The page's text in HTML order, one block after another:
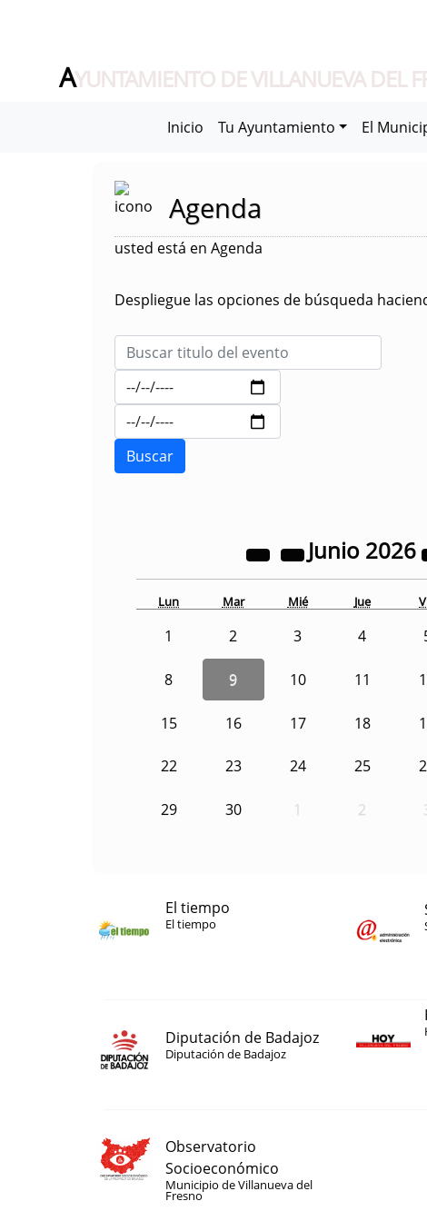
AYUNTAMIENTO DE VILLANUEVA DEL
Inicio Tu Ayuntamiento El
Agenda
usted está en Agenda
Despliegue las opciones de búsqueda
Junio 2026
Lun Mar Mié Jue
1 2 3 4
8 9 10 11
15 16 17 18
22 23 24 25
29 30 1 2
El tiempo
El tiempo
Diputación de Badajoz
Diputación de Badajoz
Observatorio
Socioeconómico
Municipio de Villanueva del
Fresno